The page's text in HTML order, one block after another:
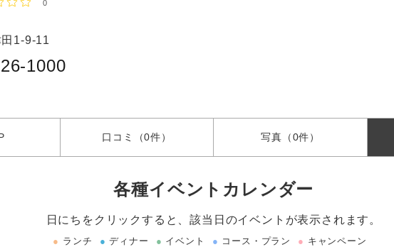
0
1-9-11
1000
口コミ （0件） 写真 （0件）
各種イベントカレンダー
日にちをクリックすると、該当日のイベントが表示されます。
● ランチ ● ディナー ● イベント ● コース・プラン ● キャンペーン